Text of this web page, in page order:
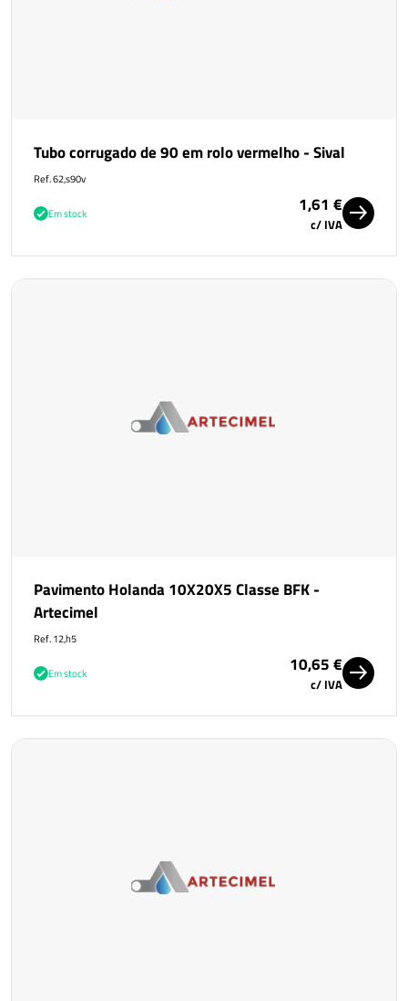
Tubo corrugado de 90 em rolo vermelho - Sival
Ref. 62,s90v
Em stock 1,61 €
c/ IVA
Pavimento Holanda 10X20X5 Classe BFK -
Artecimel
Ref. 12,h5
Em stock 10,65 €
c/ IVA